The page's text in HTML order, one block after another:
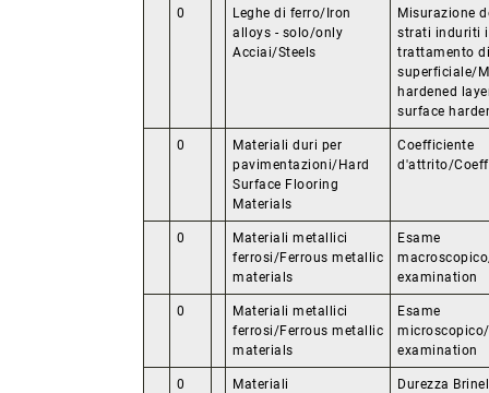
0
Leghe di ferro/Iron
alloys - solo/only
Acciai/Steels
Misurazione
strati induriti
trattamento
superficiale/
hardened
surface
0
Materiali duri per
pavimentazioni/Hard
Surface Flooring
Materials
Coefficiente
d'attrito/
0
Materiali metallici
ferrosi/Ferrous metallic
materials
Esame
examination
0
Materiali metallici
ferrosi/Ferrous metallic
materials
Esame
examination
0
Materiali
Durezza